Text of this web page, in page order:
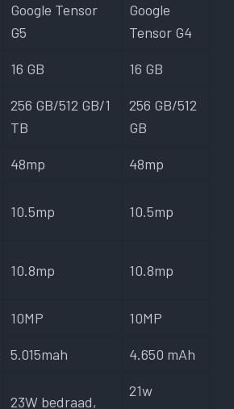
Google Tensor
G5
Google
Tensor G4
16 GB 16 GB
256 GB/512 GB/1
TB
256 GB/512
GB
48mp 48mp
10.5mp 10.5mp
10.8mp 10.8mp
10MP 10MP
5.015mah 4.650 mAh
23W bedraad,
21w